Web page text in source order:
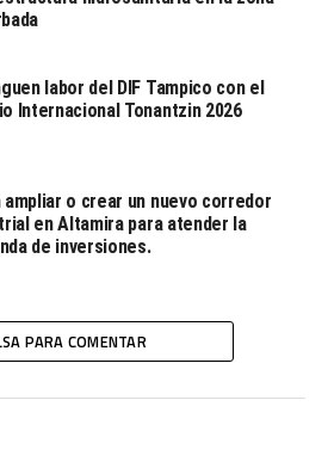
DISTRITOS ELECTORALES
PRI TAMAULIPAS
rural de Victoria
fracasado: Pedro Vargas
labor del DIF Tampico con el
Internacional Tonantzin 2026
ampliar o crear un nuevo corredor
en Altamira para atender la
de inversiones.
PARA COMENTAR